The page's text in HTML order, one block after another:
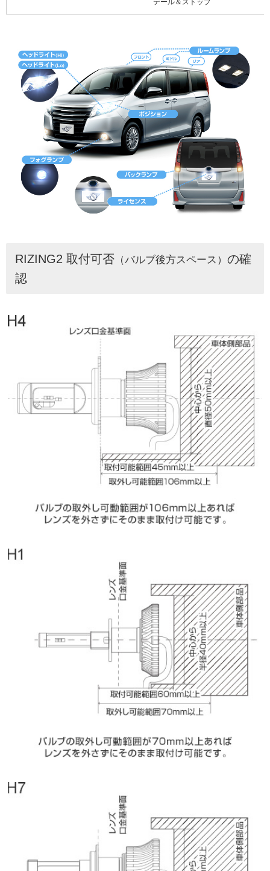
テール＆ストップ
RIZING2 取付可否 （バルブ後方スペース） の確
認